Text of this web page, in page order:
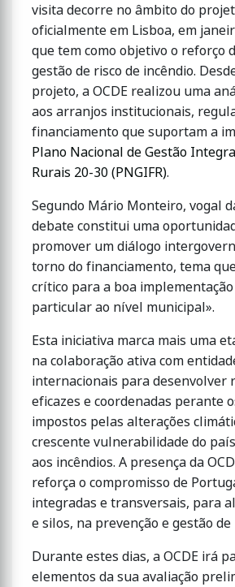
visita decorre no âmbito do
oficialmente em Lisboa, em
que tem como objetivo o reforço
gestão de risco de incêndio.
projeto, a OCDE realizou uma
aos arranjos institucionais,
financiamento que suportam a
Plano Nacional de Gestão
Rurais 20-30 (PNGIFR).
Segundo Mário Monteiro, vogal
debate constitui uma
promover um diálogo
torno do financiamento, tema
crítico para a boa implementação
particular ao nível municipal».
Esta iniciativa marca mais uma
na colaboração ativa com
internacionais para desenvolver
eficazes e coordenadas perante
impostos pelas alterações
crescente vulnerabilidade do
aos incêndios. A presença da
reforça o compromisso de
integradas e transversais, para
e silos, na prevenção e gestão de
Durante estes dias, a OCDE irá
elementos da sua avaliação